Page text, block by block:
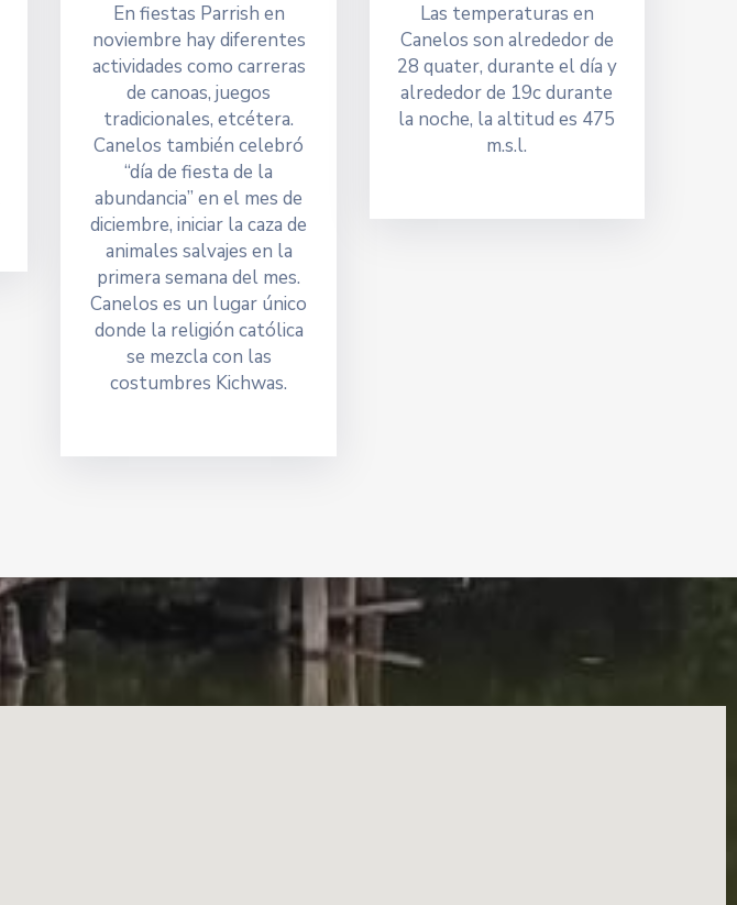
En fiestas Parrish en
noviembre hay diferentes
actividades como carreras
de canoas, juegos
tradicionales, etcétera.
Canelos también celebró
“día de fiesta de la
abundancia” en el mes de
diciembre, iniciar la caza de
animales salvajes en la
primera semana del mes.
Canelos es un lugar único
donde la religión católica
se mezcla con las
costumbres Kichwas.
Las temperaturas en
Canelos son alrededor de
28 quater, durante el día y
alrededor de 19c durante
la noche, la altitud es 475
m.s.l.